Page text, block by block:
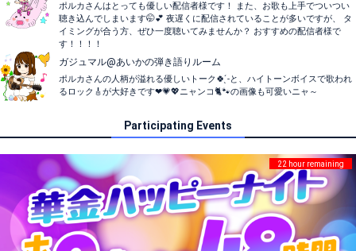
ポルカさんはとっても優しい配信者様です！ また、お歌も上手でついつい
聴き込んでしまいます🤭💕 夜遅くに配信されていることが多いですが、 タ
イミングが合う方、ぜひ一度聴いてみませんか？ おすすめの配信者様で
す！！！！
ガジュマル@あいかの弾き語りルーム
ポルカさんの人柄が溢れる優しいトーク🍀 ̖́-と、ハイトーンボイスで歌われ
るロック🎸が大好きです❤💗💖ニャンコ🐈🐾の画像も可愛いニャ～
Participating Events
22 hour remaining